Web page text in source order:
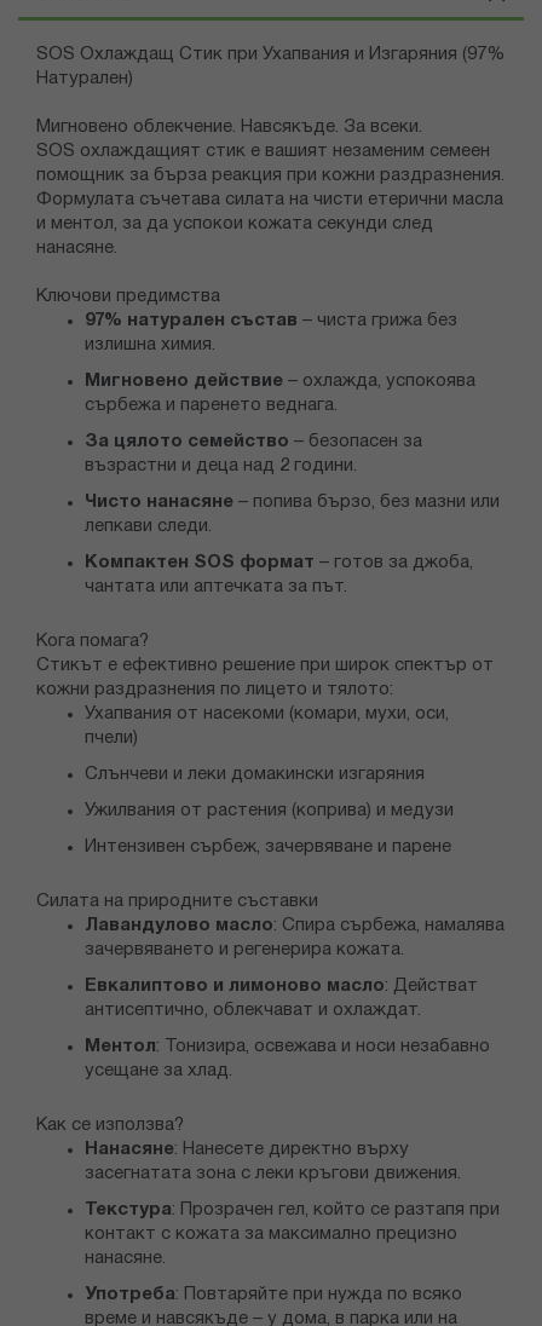
SOS Охлаждащ Стик при Ухапвания и Изгаряния (97%
Натурален)
Мигновено облекчение. Навсякъде. За всеки.
SOS охлаждащият стик е вашият незаменим семеен
помощник за бърза реакция при кожни раздразнения.
Формулата съчетава силата на чисти етерични масла
и ментол, за да успокои кожата секунди след
нанасяне.
Ключови предимства
97% натурален състав – чиста грижа без
излишна химия.
Мигновено действие – охлажда, успокоява
сърбежа и паренето веднага.
За цялото семейство – безопасен за
възрастни и деца над 2 години.
Чисто нанасяне – попива бързо, без мазни или
лепкави следи.
Компактен SOS формат – готов за джоба,
чантата или аптечката за път.
Кога помага?
Стикът е ефективно решение при широк спектър от
кожни раздразнения по лицето и тялото:
Ухапвания от насекоми (комари, мухи, оси,
пчели)
Слънчеви и леки домакински изгаряния
Ужилвания от растения (коприва) и медузи
Интензивен сърбеж, зачервяване и парене
Силата на природните съставки
Лавандулово масло: Спира сърбежа, намалява
зачервяването и регенерира кожата.
Евкалиптово и лимоново масло: Действат
антисептично, облекчават и охлаждат.
Ментол: Тонизира, освежава и носи незабавно
усещане за хлад.
Как се използва?
Нанасяне: Нанесете директно върху
засегнатата зона с леки кръгови движения.
Текстура: Прозрачен гел, който се разтапя при
контакт с кожата за максимално прецизно
нанасяне.
Употреба: Повтаряйте при нужда по всяко
време и навсякъде – у дома, в парка или на